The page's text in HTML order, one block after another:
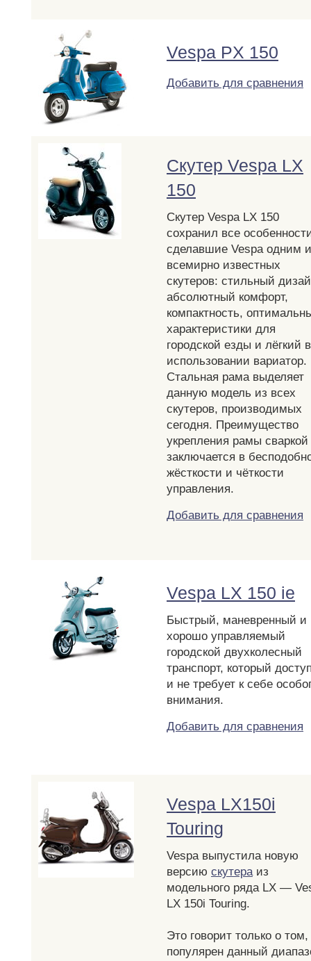
Vespa PX 150
Добавить для сравнения
Скутер Vespa LX
150
Скутер Vespa LX 150
сохранил все
сделавшие Vespa одним
всемирно известных
скутеров: стильный
абсолютный комфорт,
компактность,
характеристики для
городской езды и лёгкий в
использовании вариатор.
Стальная рама выделяет
данную модель из всех
скутеров, производимых
сегодня. Преимущество
укрепления рамы сваркой
заключается в
жёсткости и чёткости
управления.
Добавить для сравнения
Vespa LX 150 ie
Быстрый, маневренный и
хорошо управляемый
городской двухколесный
транспорт, который
и не требует к себе
внимания.
Добавить для сравнения
Vespa LX150i
Touring
Vespa выпустила новую
версию скутера из
модельного ряда LX —
LX 150i Touring.
Это говорит только о том,
популярен данный